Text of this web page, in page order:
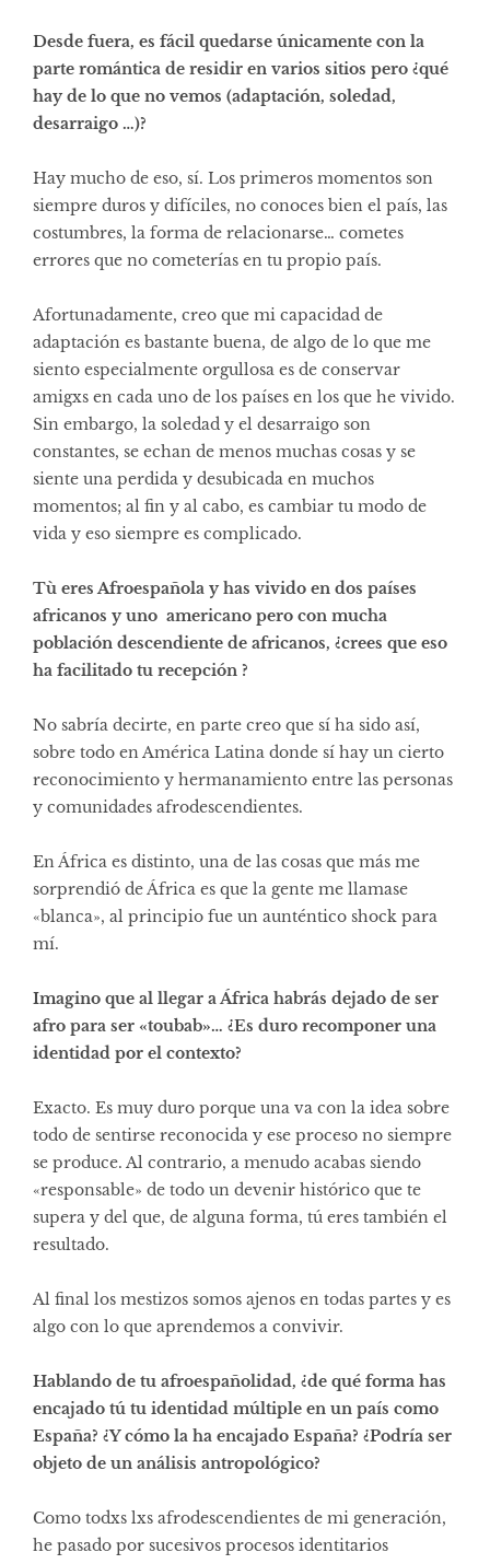
Desde fuera, es fácil quedarse únicamente con la
parte romántica de residir en varios sitios pero ¿qué
hay de lo que no vemos (adaptación, soledad,
desarraigo …)?
Hay mucho de eso, sí. Los primeros momentos son
siempre duros y difíciles, no conoces bien el país, las
costumbres, la forma de relacionarse… cometes
errores que no cometerías en tu propio país.
Afortunadamente, creo que mi capacidad de
adaptación es bastante buena, de algo de lo que me
siento especialmente orgullosa es de conservar
amigxs en cada uno de los países en los que he vivido.
Sin embargo, la soledad y el desarraigo son
constantes, se echan de menos muchas cosas y se
siente una perdida y desubicada en muchos
momentos; al fin y al cabo, es cambiar tu modo de
vida y eso siempre es complicado.
Tù eres Afroespañola y has vivido en dos países
africanos y uno americano pero con mucha
población descendiente de africanos, ¿crees que eso
ha facilitado tu recepción ?
No sabría decirte, en parte creo que sí ha sido así,
sobre todo en América Latina donde sí hay un cierto
reconocimiento y hermanamiento entre las personas
y comunidades afrodescendientes.
En África es distinto, una de las cosas que más me
sorprendió de África es que la gente me llamase
«blanca», al principio fue un aunténtico shock para
mí.
Imagino que al llegar a África habrás dejado de ser
afro para ser «toubab»… ¿Es duro recomponer una
identidad por el contexto?
Exacto. Es muy duro porque una va con la idea sobre
todo de sentirse reconocida y ese proceso no siempre
se produce. Al contrario, a menudo acabas siendo
«responsable» de todo un devenir histórico que te
supera y del que, de alguna forma, tú eres también el
resultado.
Al final los mestizos somos ajenos en todas partes y es
algo con lo que aprendemos a convivir.
Hablando de tu afroespañolidad, ¿de qué forma has
encajado tú tu identidad múltiple en un país como
España? ¿Y cómo la ha encajado España? ¿Podría ser
objeto de un análisis antropológico?
Como todxs lxs afrodescendientes de mi generación,
he pasado por sucesivos procesos identitarios